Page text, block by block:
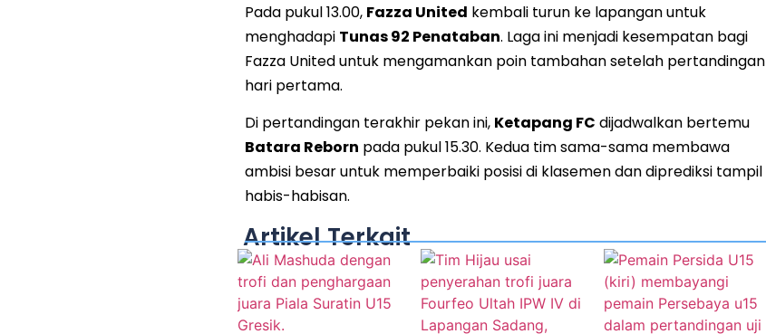
Pada pukul 13.00, Fazza United kembali turun ke lapangan untuk
menghadapi Tunas 92 Penataban. Laga ini menjadi kesempatan bagi
Fazza United untuk mengamankan poin tambahan setelah pertandingan
hari pertama.
Di pertandingan terakhir pekan ini, Ketapang FC dijadwalkan bertemu
Batara Reborn pada pukul 15.30. Kedua tim sama-sama membawa
ambisi besar untuk memperbaiki posisi di klasemen dan diprediksi tampil
habis-habisan.
Artikel Terkait